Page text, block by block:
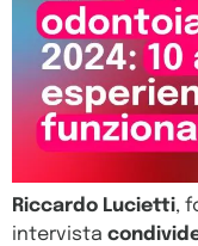
Riccardo Lucietti,
intervista